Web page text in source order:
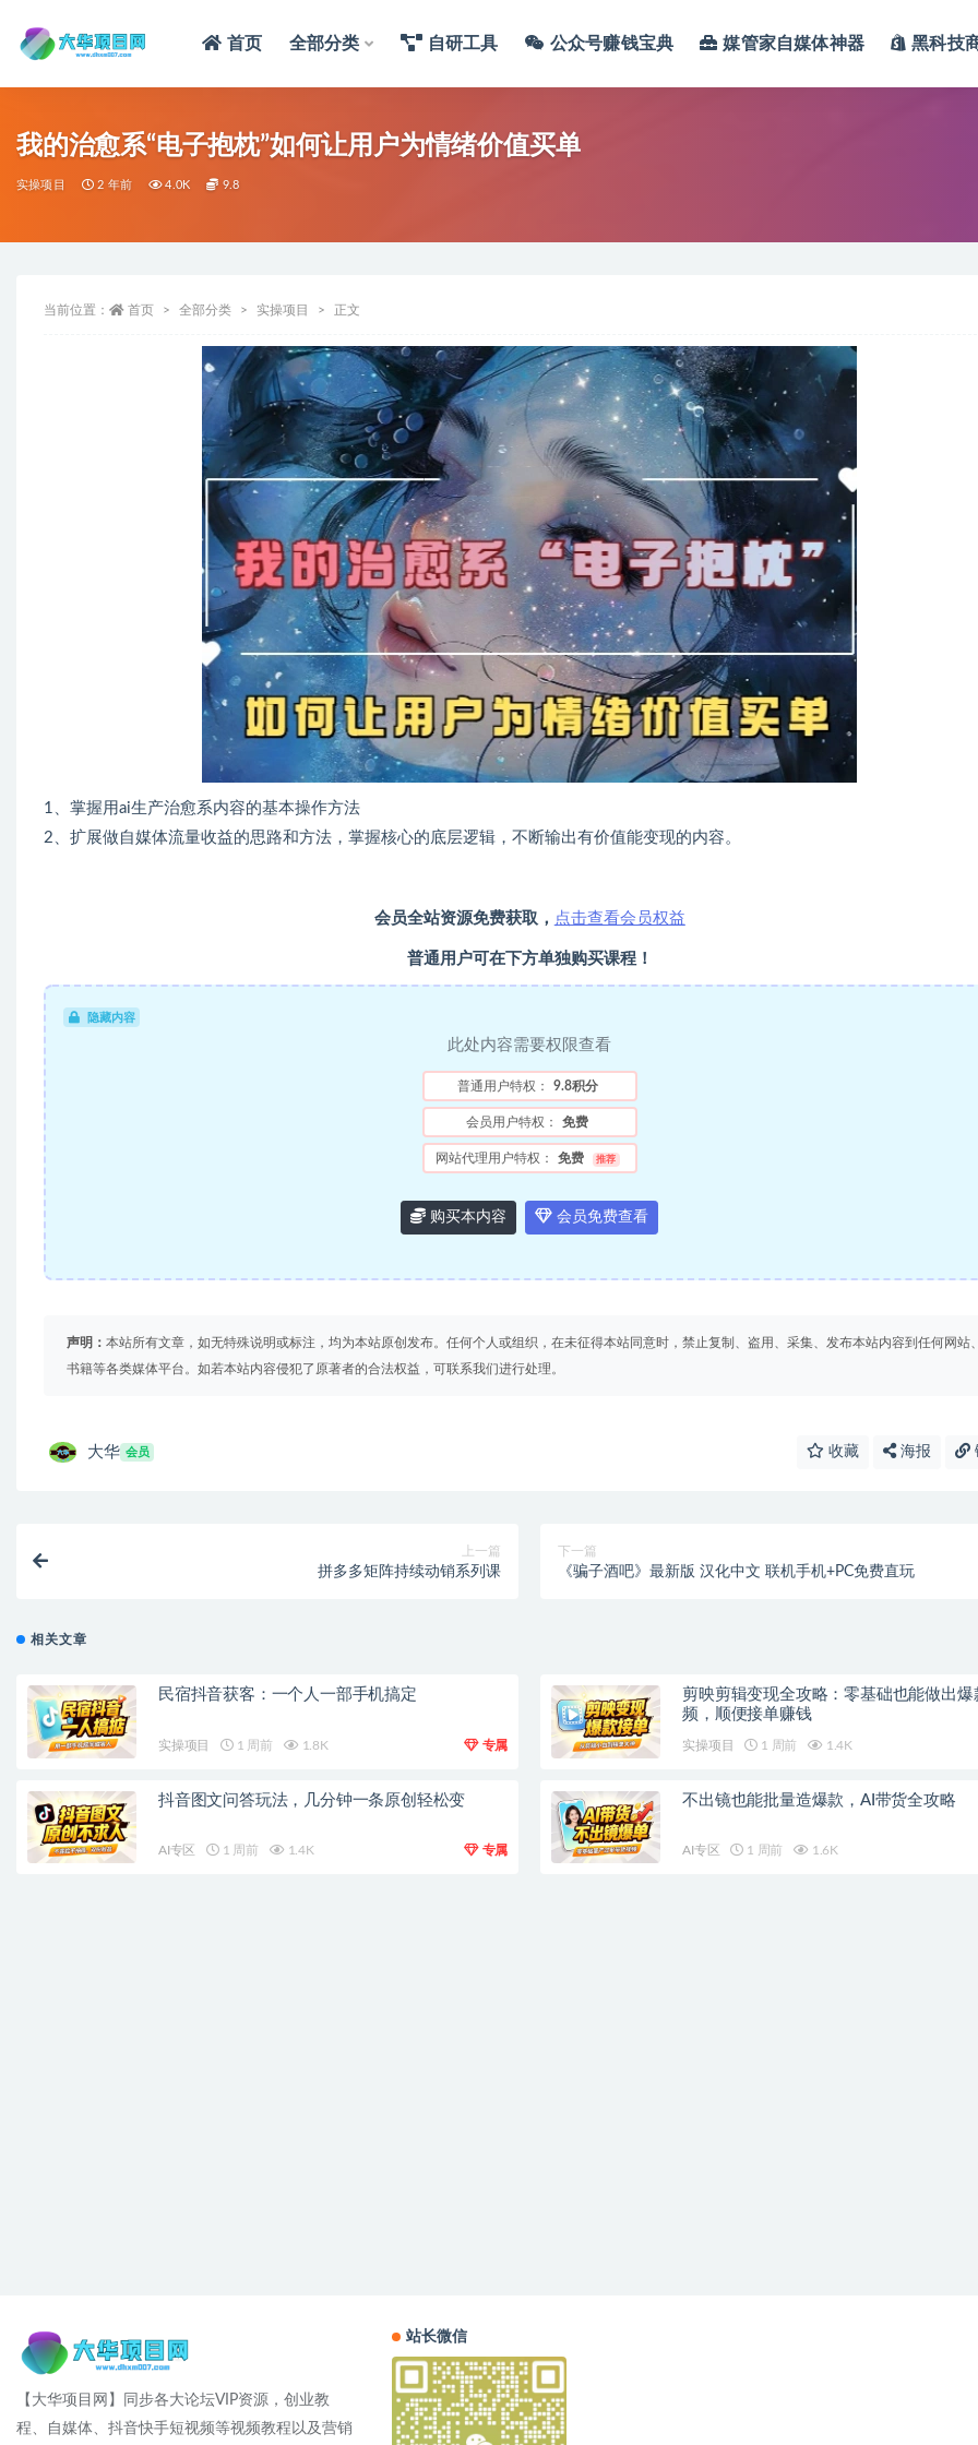
首页 全部分类 自研工具 公众号赚钱宝典 媒管家自媒体神器 黑科技
我的治愈系“电子抱枕”如何让用户为情绪价值买单
实操项目 2 年前 4.0K 9.8
当前位置： 首页 全部分类 实操项目 正文
1、掌握用ai生产治愈系内容的基本操作方法
2、扩展做自媒体流量收益的思路和方法，掌握核心的底层逻辑，不断输出有价值能变现的内容。
会员全站资源免费获取， 点击查看会员权益
普通用户可在下方单独购买课程！
隐藏内容
此处内容需要权限查看
普通用户特权： 9.8积分
会员用户特权： 免费
网站代理用户特权： 免费 推荐
购买本内容 会员免费查看
声明： 本站所有文章，如无特殊说明或标注，均为本站原创发布。任何个人或组织，在未征得本站同意时，禁止复制、盗用、采集、发布本站内容到任何网站
书籍等各类媒体平台。如若本站内容侵犯了原著者的合法权益，可联系我们进行处理。
大华 会员 收藏 海报
上一篇
拼多多矩阵持续动销系列课
下一篇
《骗子酒吧》最新版 汉化中文 联机手机+PC免费直玩
相关文章
民宿抖音获客：一个人一部手机搞定
实操项目 1 周前 1.8K 专属
剪映剪辑变现全攻略：零基础也能做出爆
频，顺便接单赚钱
实操项目 1 周前 1.4K
抖音图文问答玩法，几分钟一条原创轻松变
AI专区 1 周前 1.4K 专属
不出镜也能批量造爆款，AI带货全攻略
AI专区 1 周前 1.6K
【大华项目网】同步各大论坛VIP资源，创业教
程、自媒体、抖音快手短视频等视频教程以及营销
站长微信